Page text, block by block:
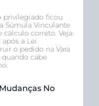
privilegiado ficou
Súmula Vinculante
cálculo correto. Veja
a Lei
o pedido na Vara
quando cabe
No